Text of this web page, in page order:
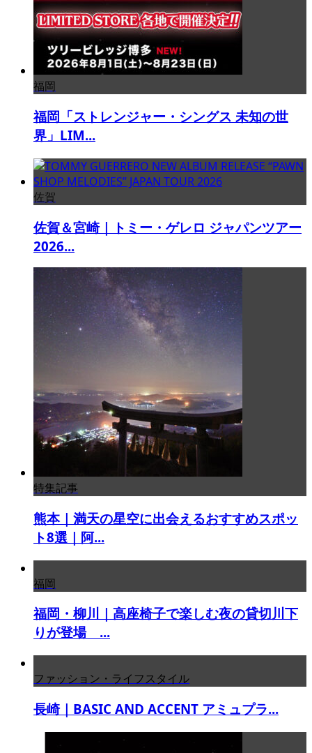
福岡
福岡「ストレンジャー・シングス 未知の世
界」LIM...
佐賀
佐賀＆宮崎｜トミー・ゲレロ ジャパンツアー
2026...
特集記事
熊本｜満天の星空に出会えるおすすめスポッ
ト8選｜阿...
福岡
福岡・柳川｜高座椅子で楽しむ夜の貸切川下
りが登場 ...
ファッション・ライフスタイル
長崎｜BASIC AND ACCENT アミュプラ...